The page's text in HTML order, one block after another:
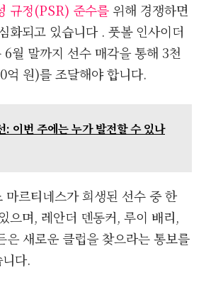
규정(PSR) 준수를 위해 경쟁하면
화되고 있습니다 . 풋볼 인사이더
월 말까지 선수 매각을 통해 3천
억 원)를 조달해야 합니다.
: 이번 주에는 누가 발전할 수 있나
마르티네스가 희생된 선수 중 한
으며, 레안더 덴동커, 루이 배리,
은 새로운 클럽을 찾으라는 통보를
다.